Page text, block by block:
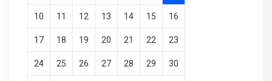
10 11 12 13 14 15 16
17 18 19 20 21 22 23
24 25 26 27 28 29 30